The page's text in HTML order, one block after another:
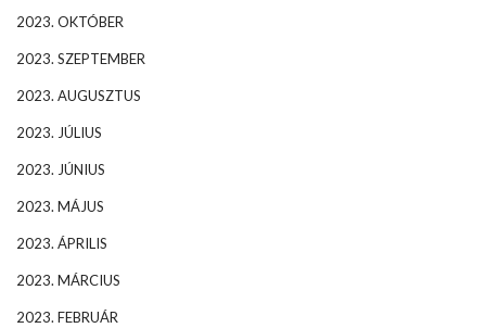
2023. OKTÓBER
2023. SZEPTEMBER
2023. AUGUSZTUS
2023. JÚLIUS
2023. JÚNIUS
2023. MÁJUS
2023. ÁPRILIS
2023. MÁRCIUS
2023. FEBRUÁR